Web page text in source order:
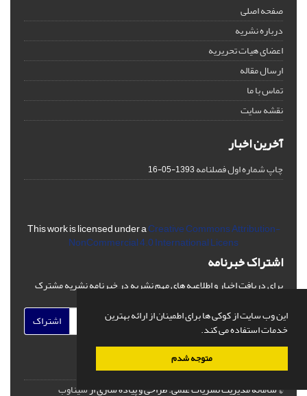
این وب سایت از کوکی ها برای اطمینان از ارائه بهترین
خدمات استفاده می کند.
متوجه شدم
صفحه اصلی
درباره نشریه
اعضای هیات تحریریه
ارسال مقاله
تماس با ما
نقشه سایت
آخرین اخبار
چاپ شماره اول فصلنامه1393-05-16
This work is licensed under aCreative Commons Attribution-
NonCommercial 4.0 International Licens
اشتراک خبرنامه
برای دریافت اخبار و اطلاعیه های مهم نشریه در خبرنامه نشریه مشترک
اشتراک
© سامانه مدیریت نشریات علمی.طراحی و پیاده سازی ازسیناوب